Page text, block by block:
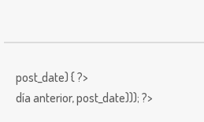
post_date) { ?>
día anterior,post_date))); ?>